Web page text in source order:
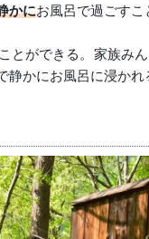
かにお風呂で過ごすこ
とができる。家族み
かにお風呂に浸かれ